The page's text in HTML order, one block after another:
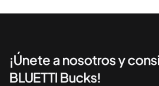
¡Únete a nosotros y
BLUETTI Bucks!